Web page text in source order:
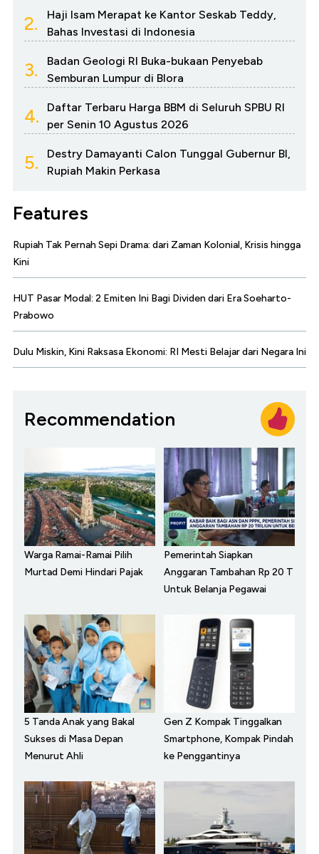
2.
Haji Isam Merapat ke Kantor Seskab Teddy,
Bahas Investasi di Indonesia
3.
Badan Geologi RI Buka-bukaan Penyebab
Semburan Lumpur di Blora
4.
Daftar Terbaru Harga BBM di Seluruh SPBU RI
per Senin 10 Agustus 2026
5.
Destry Damayanti Calon Tunggal Gubernur BI,
Rupiah Makin Perkasa
Features
Rupiah Tak Pernah Sepi Drama: dari Zaman Kolonial, Krisis hingga
Kini
HUT Pasar Modal: 2 Emiten Ini Bagi Dividen dari Era Soeharto-
Prabowo
Dulu Miskin, Kini Raksasa Ekonomi: RI Mesti Belajar dari Negara Ini
Recommendation
Warga Ramai-Ramai Pilih
Murtad Demi Hindari Pajak
Pemerintah Siapkan
Anggaran Tambahan Rp 20 T
Untuk Belanja Pegawai
5 Tanda Anak yang Bakal
Sukses di Masa Depan
Menurut Ahli
Gen Z Kompak Tinggalkan
Smartphone, Kompak Pindah
ke Penggantinya